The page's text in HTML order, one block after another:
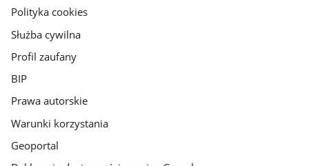
gov.pl
Polityka cookies
Służba cywilna
Profil zaufany
BIP
Prawa autorskie
Warunki korzystania
Geoportal